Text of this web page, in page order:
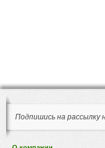
Подпишись на